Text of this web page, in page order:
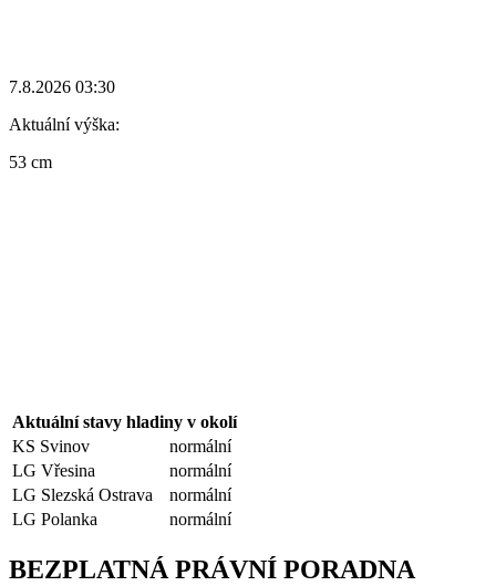
7.8.2026 03:30
Aktuální výška:
53 cm
Aktuální stavy hladiny v okolí
KS Svinov
normální
LG Vřesina
normální
LG Slezská Ostrava
normální
LG Polanka
normální
BEZPLATNÁ PRÁVNÍ PORADNA